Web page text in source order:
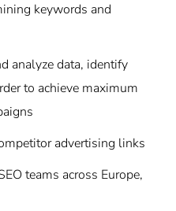
keywords and
analyze data, identify
to achieve maximum
advertising links
teams across Europe,